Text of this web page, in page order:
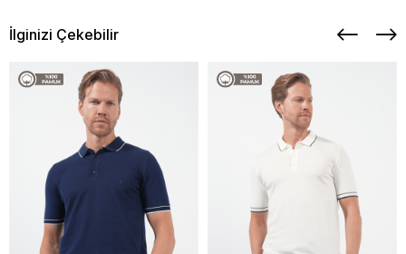
İlginizi Çekebilir